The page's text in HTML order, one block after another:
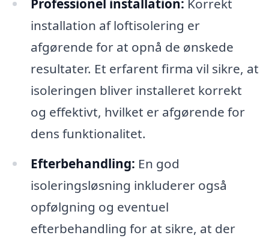
Professionel installation: Korrekt
installation af loftisolering er
afgørende for at opnå de ønskede
resultater. Et erfarent firma vil sikre, at
isoleringen bliver installeret korrekt
og effektivt, hvilket er afgørende for
dens funktionalitet.
Efterbehandling: En god
isoleringsløsning inkluderer også
opfølgning og eventuel
efterbehandling for at sikre, at der